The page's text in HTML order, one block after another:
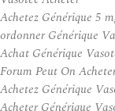
Achetez Générique 5
ordonner Générique
Achat Générique
Forum Peut On
Achetez Générique